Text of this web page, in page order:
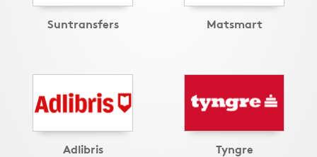
Suntransfers Matsmart
Adlibris Tyngre